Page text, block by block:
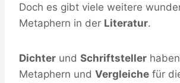
Doch es gibt viele weitere
Metaphern in der Literatur.
Dichter und Schriftsteller
Metaphern und Vergleiche für